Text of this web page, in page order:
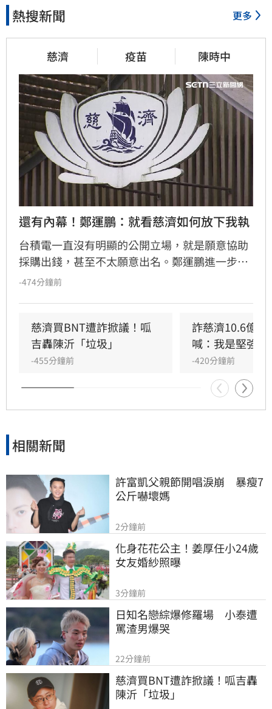
熱搜新聞 更多
慈濟 疫苗 陳時中
還有內幕！鄭運鵬：就看慈濟如何放下我執
台積電一直沒有明顯的公開立場，就是願意協助
採購出錢，甚至不太願意出名。鄭運鵬進一步指
出，慈濟和鴻海、台積電不同的地方在於慈濟本
不過回頭驗證，慈濟在當時的採購過程中幾乎沒
有角色，但是，慈濟在當年是最常表態的，顯然
慈濟內部在BNT的這麼大金額的重要採購上，慈
濟醫院並沒有被賦予重要的角色，原因不明。
-474分鐘前
慈濟買BNT遭詐掀議！呱
吉轟陳沂「垃圾」
-455分鐘前
詐慈濟10.6億！
喊：我是堅強的
-420分鐘前
相關新聞
許富凱父親節開唱淚崩　暴瘦7
公斤嚇壞媽
2分鐘前
化身花花公主！姜厚任小24歲
女友婚紗照曝
3分鐘前
日知名戀綜爆修羅場　小泰遭
罵渣男爆哭
22分鐘前
慈濟買BNT遭詐掀議！呱吉轟
陳沂「垃圾」